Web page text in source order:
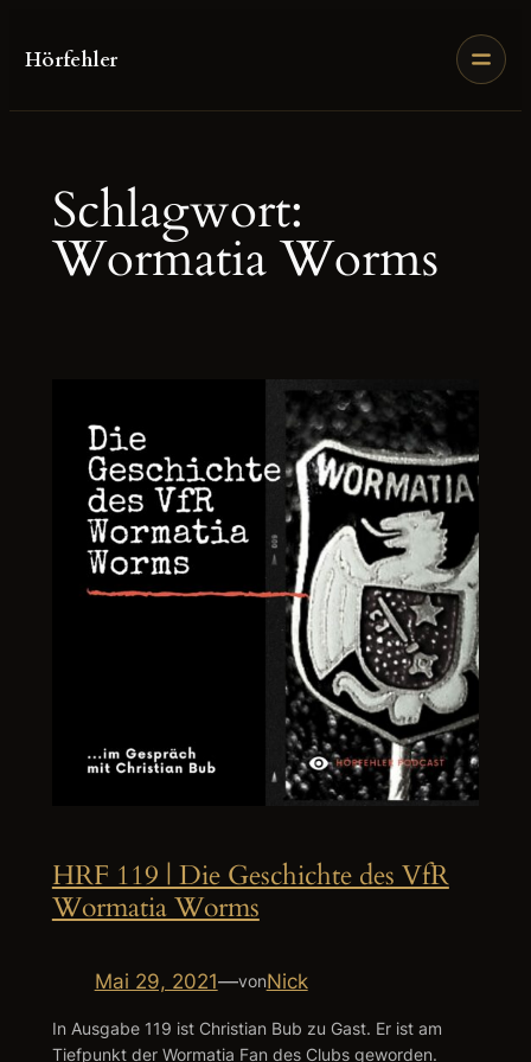
Inhalt
Hörfehler
Schlagwort:
Wormatia Worms
HRF 119 | Die Geschichte des VfR
Wormatia Worms
Mai 29, 2021—vonNick
In Ausgabe 119 ist Christian Bub zu Gast. Er ist am
Tiefpunkt der Wormatia Fan des Clubs geworden.